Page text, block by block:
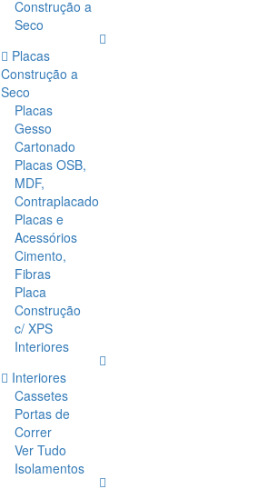
Construção a
Seco
Placas
Construção a
Seco
Placas
Gesso
Cartonado
Placas OSB,
MDF,
Contraplacado
Placas e
Acessórios
Cimento,
Fibras
Placa
Construção
c/ XPS
Interiores
Interiores
Cassetes
Portas de
Correr
Ver Tudo
Isolamentos